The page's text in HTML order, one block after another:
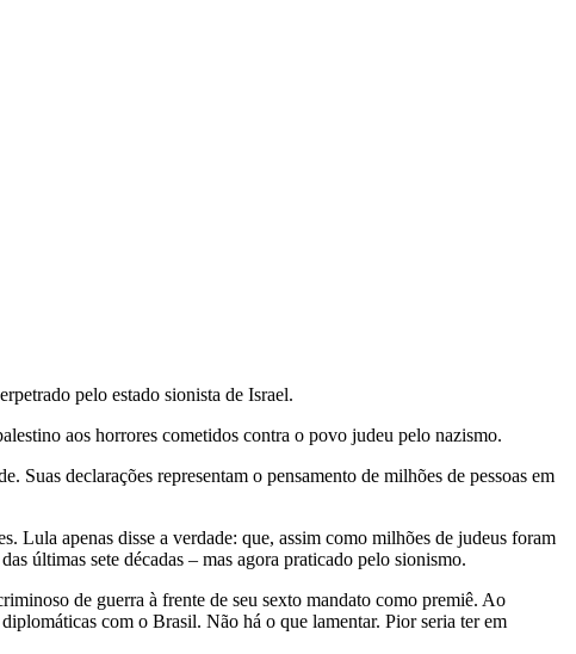
pelo estado sionista de Israel.
aos horrores cometidos contra o povo judeu pelo nazismo.
declarações representam o pensamento de milhões de pessoas em
Lula apenas disse a verdade: que, assim como milhões de judeus foram
últimas sete décadas – mas agora praticado pelo sionismo.
de guerra à frente de seu sexto mandato como premiê. Ao
com o Brasil. Não há o que lamentar. Pior seria ter em